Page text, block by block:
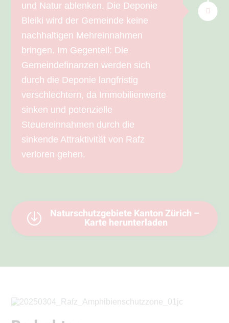
und Natur ablenken. Die Deponie
Bleiki wird der Gemeinde keine
nachhaltigen Mehreinnahmen
bringen. Im Gegenteil: Die
Gemeindefinanzen werden sich
durch die Deponie langfristig
verschlechtern, da Immobilienwerte
sinken und potenzielle
Steuereinnahmen durch die
sinkende Attraktivität von Rafz
verloren gehen.
Naturschutzgebiete Kanton Zürich –
Karte herunterladen